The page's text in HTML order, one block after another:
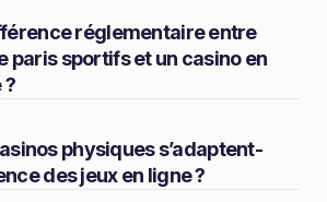
réglementaire entre
paris sportifs et un casino en
?
physiques s’adaptent-
des jeux en ligne ?